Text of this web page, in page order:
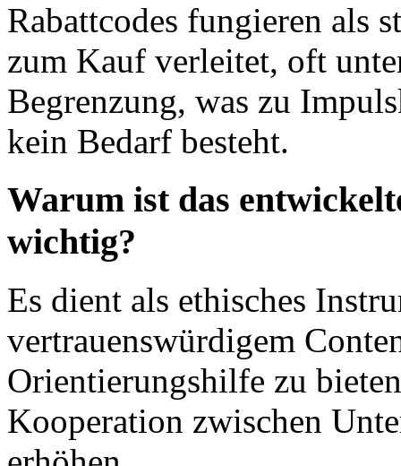
Rabattcodes fungieren als
zum Kauf verleitet, oft
Begrenzung, was zu
kein Bedarf besteht.
Warum ist das
wichtig?
Es dient als ethisches
vertrauenswürdigem
Orientierungshilfe zu
Kooperation zwischen